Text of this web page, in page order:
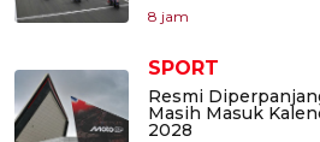
8 jam
SPORT
Resmi
Masih Masuk
2028